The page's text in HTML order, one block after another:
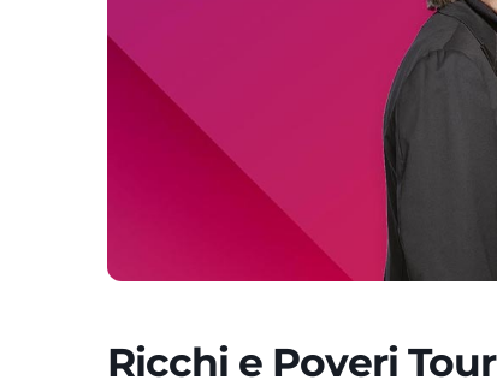
Ricchi e Poveri Tour